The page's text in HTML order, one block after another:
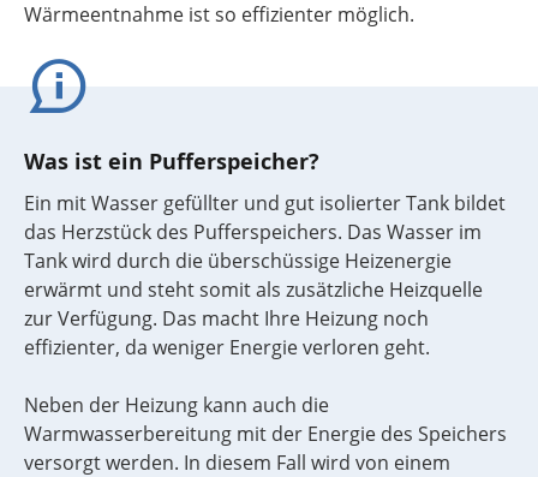
Wärmeentnahme ist so effizienter möglich.
Was ist ein Pufferspeicher?
Ein mit Wasser gefüllter und gut isolierter Tank bildet
das Herzstück des Pufferspeichers. Das Wasser im
Tank wird durch die überschüssige Heizenergie
erwärmt und steht somit als zusätzliche Heizquelle
zur Verfügung. Das macht Ihre Heizung noch
effizienter, da weniger Energie verloren geht.
Neben der Heizung kann auch die
Warmwasserbereitung mit der Energie des Speichers
versorgt werden. In diesem Fall wird von einem